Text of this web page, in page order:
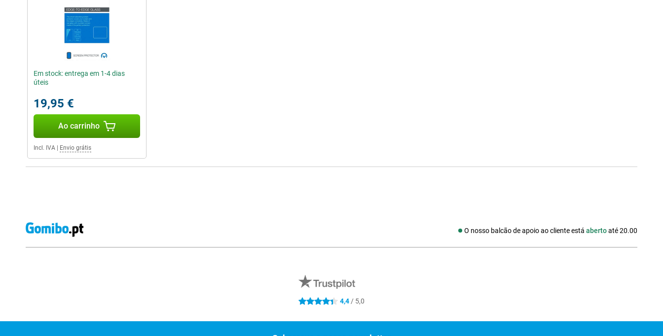
Em stock: entrega em 1-4 dias
úteis
19,95 €
Ao carrinho
Incl. IVA Envio grátis
O nosso balcão de apoio ao cliente está abertoaté 20.00
Redes sociais
4.4 estrelas 4,4 / 5,0